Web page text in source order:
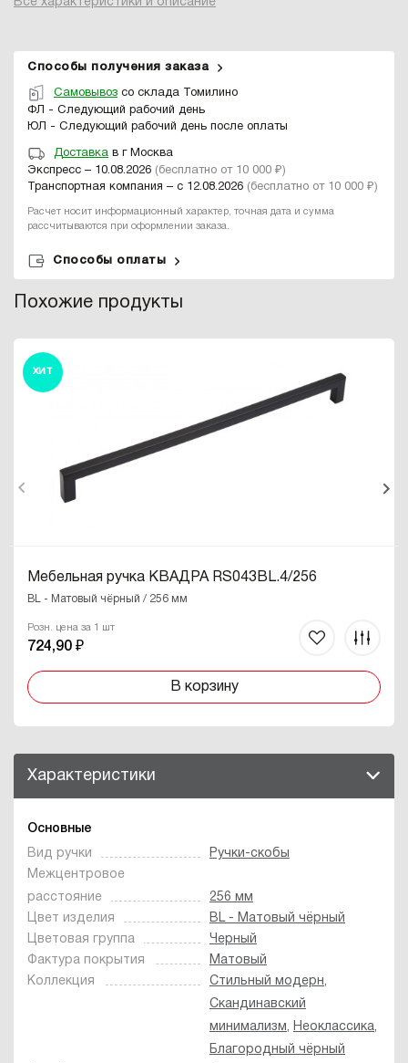
Способы получения заказа
Самовывоз со склада Томилино
ФЛ - Следующий рабочий день
ЮЛ - Следующий рабочий день после оплаты
Доставка в г Москва
Экспресс – 10.08.2026 (бесплатно от 10 000 ₽)
Транспортная компания – с 12.08.2026 (бесплатно от 10 000 ₽)
Расчет носит информационный характер, точная дата и сумма
рассчитываются при оформлении заказа.
Способы оплаты
Похожие продукты
ХИТ
Мебельная ручка КВАДРА RS043BL.4/256
BL - Матовый чёрный / 256 мм
Розн. цена за 1 шт
724,90 ₽
В корзину
Характеристики
Основные
Вид ручки
Ручки-скобы
Межцентровое
расстояние
256 мм
Цвет изделия
BL - Матовый чёрный
Цветовая группа
Черный
Фактура покрытия
Матовый
Коллекция
Стильный модерн,
Скандинавский
минимализм, Неоклассика,
Благородный чёрный